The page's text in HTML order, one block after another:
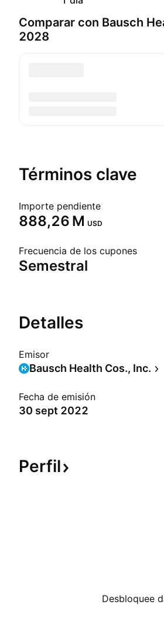
Comparar con Bausch
2028
Términos clave
Importe pendiente
‪888,26 M‬ USD
Frecuencia de los cupones
Semestral
Detalles
Emisor
Bausch Health Cos., Inc.
Fecha de emisión
30 sept 2022
Perfil
Desbloquee